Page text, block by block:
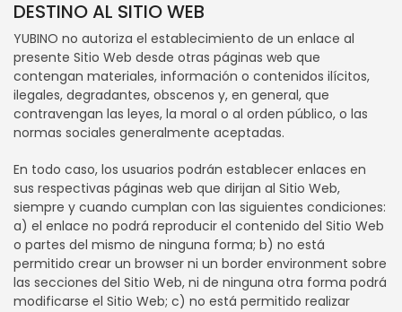
DESTINO AL SITIO WEB
YUBINO no autoriza el establecimiento de un enlace al
presente Sitio Web desde otras páginas web que
contengan materiales, información o contenidos ilícitos,
ilegales, degradantes, obscenos y, en general, que
contravengan las leyes, la moral o al orden público, o las
normas sociales generalmente aceptadas.
En todo caso, los usuarios podrán establecer enlaces en
sus respectivas páginas web que dirijan al Sitio Web,
siempre y cuando cumplan con las siguientes condiciones:
a) el enlace no podrá reproducir el contenido del Sitio Web
o partes del mismo de ninguna forma; b) no está
permitido crear un browser ni un border environment sobre
las secciones del Sitio Web, ni de ninguna otra forma podrá
modificarse el Sitio Web; c) no está permitido realizar